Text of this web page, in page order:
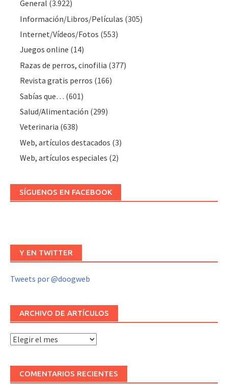
General (3.922)
Información/Libros/Películas (305)
Internet/Vídeos/Fotos (553)
Juegos online (14)
Razas de perros, cinofilia (377)
Revista gratis perros (166)
Sabías que… (601)
Salud/Alimentación (299)
Veterinaria (638)
Web, artículos destacados (3)
Web, artículos especiales (2)
SÍGUENOS EN FACEBOOK
Y EN TWITTER
Tweets por @doogweb
ARCHIVO DE ARTÍCULOS
Archivo
artículos
COMENTARIOS RECIENTES